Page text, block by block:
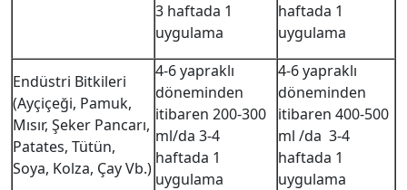
3 haftada 1
uygulama
haftada 1
uygulama
Endüstri Bitkileri
(Ayçiçeği, Pamuk,
Mısır, Şeker Pancarı,
Patates, Tütün,
Soya, Kolza, Çay Vb.)
4-6 yapraklı
döneminden
itibaren 200-300
ml/da 3-4
haftada 1
uygulama
4-6 yapraklı
döneminden
itibaren 400-500
ml /da 3-4
haftada 1
uygulama